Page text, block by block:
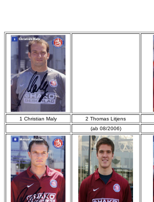
1 Christian Maly 2 Thomas Litjens
(ab 08/2006)